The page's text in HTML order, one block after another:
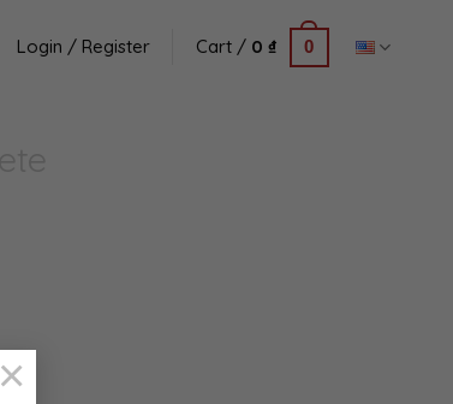
×
Login / Register Cart / 0 ₫ 0